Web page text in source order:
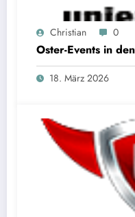
Christian 0
Oster-Events in
18. März 2026